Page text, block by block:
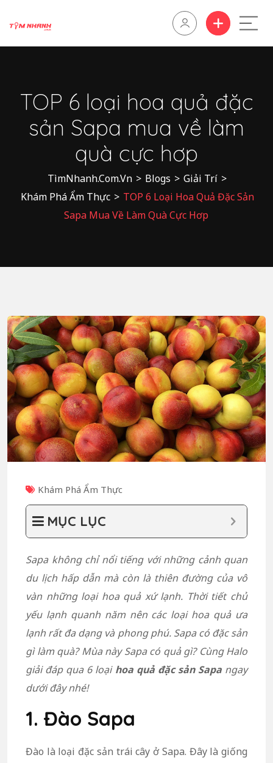
TOP 6 loại hoa quả đặc
sản Sapa mua về làm
quà cực hơp
TìmNhanh.Com.Vn > Blogs > Giải Trí >
Khám Phá Ẩm Thực > TOP 6 Loại Hoa Quả Đặc Sản
Sapa Mua Về Làm Quà Cực Hơp
Khám Phá Ẩm Thực
MỤC LỤC
Sapa không chỉ nổi tiếng với những cảnh quan
du lịch hấp dẫn mà còn là thiên đường của vô
vàn những loại hoa quả xứ lạnh. Thời tiết chủ
yếu lạnh quanh năm nên các loại hoa quả ưa
lạnh rất đa dạng và phong phú. Sapa có đặc sản
gì làm quà? Mùa này Sapa có quả gì? Cùng Halo
giải đáp qua 6 loại hoa quả đặc sản Sapangay
dưới đây nhé!
1. Đào Sapa
Đào là loại đặc sản trái cây ở Sapa. Đây là giống